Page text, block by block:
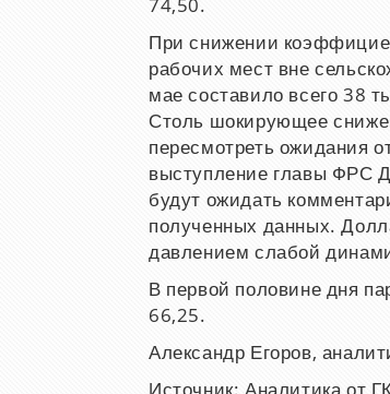
74,50.
При снижении
рабочих мест вне
мае составило всего 38
Столь шокирующее
пересмотреть ожидания
выступление главы ФРС
будут ожидать
полученных данных.
давлением слабой
В первой половине дня
66,25.
Александр Егоров,